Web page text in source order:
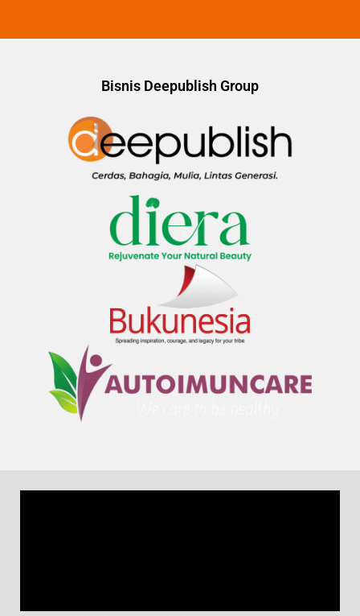
Bisnis Deepublish Group